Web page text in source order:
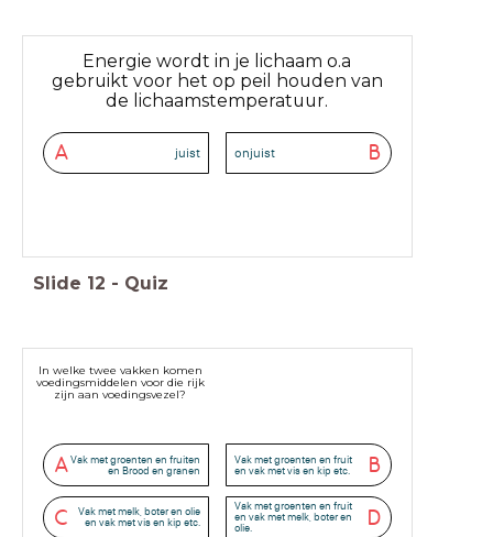
Energie wordt in je lichaam o.a
gebruikt voor het op peil houden van
de lichaamstemperatuur.
A juist B
onjuist
Slide 12 - Quiz
In welke twee vakken komen
voedingsmiddelen voor die rijk
zijn aan voedingsvezel?
AVak met groenten en fruiten
en Brood en granen
B
Vak met groenten en fruit
en vak met vis en kip etc.
C
Vak met melk, boter en olie
en vak met vis en kip etc.
D
Vak met groenten en fruit
en vak met melk, boter en
olie.